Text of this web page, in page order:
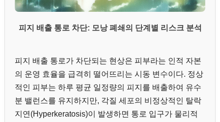
피지 배출 통로 차단: 모낭 폐쇄의 단계별 리스크 분석
피지 배출 통로가 차단되는 현상은 피부라는 인적 자본
의 운영 효율을 급격히 떨어뜨리는 시동 변수이다. 정상
적인 피부는 하루 평균 일정량의 피지를 배출하여 유수
분 밸런스를 유지하지만, 각질 세포의 비정상적인 탈락
지연(Hyperkeratosis)이 발생하면 통로 입구가 물리적